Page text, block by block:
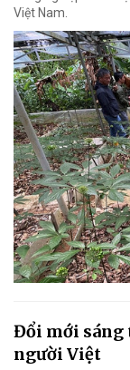
Việt Nam.
Đổi mới sáng
người Việt